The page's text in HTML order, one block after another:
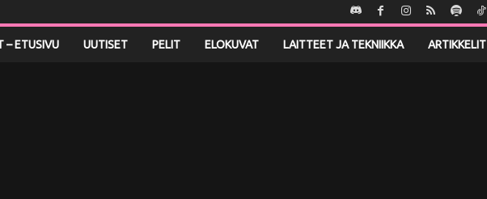
– ETUSIVU UUTISET PELIT ELOKUVAT LAITTEET JA TEKNIIKKA ARTIKKELIT